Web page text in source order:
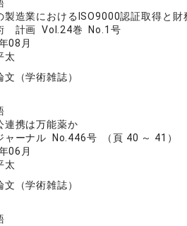
製造業におけるISO9000認証取得と財
計画 Vol.24巻 No.1号
08月
太
文（学術雑誌）
連携は万能薬か
ャーナル No.446号 （頁 40 ～ 41）
06月
太
文（学術雑誌）